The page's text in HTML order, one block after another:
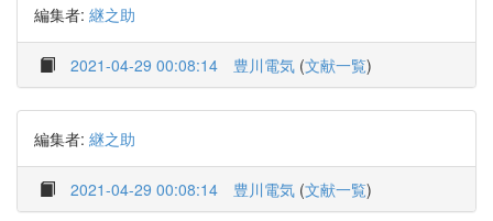
編集者: 継之助
2021-04-29 00:08:14 豊川電気 (文献一覧)
編集者: 継之助
2021-04-29 00:08:14 豊川電気 (文献一覧)